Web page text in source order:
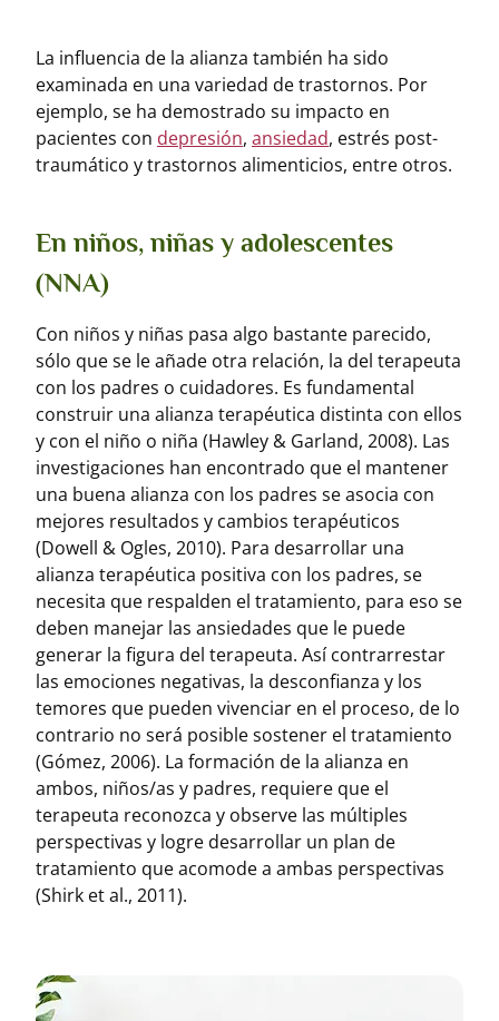
La influencia de la alianza también ha sido
examinada en una variedad de trastornos. Por
ejemplo, se ha demostrado su impacto en
pacientes con depresión, ansiedad, estrés post-
traumático y trastornos alimenticios, entre otros.
En niños, niñas y adolescentes
(NNA)
Con niños y niñas pasa algo bastante parecido,
sólo que se le añade otra relación, la del terapeuta
con los padres o cuidadores. Es fundamental
construir una alianza terapéutica distinta con ellos
y con el niño o niña (Hawley & Garland, 2008). Las
investigaciones han encontrado que el mantener
una buena alianza con los padres se asocia con
mejores resultados y cambios terapéuticos
(Dowell & Ogles, 2010). Para desarrollar una
alianza terapéutica positiva con los padres, se
necesita que respalden el tratamiento, para eso se
deben manejar las ansiedades que le puede
generar la figura del terapeuta. Así contrarrestar
las emociones negativas, la desconfianza y los
temores que pueden vivenciar en el proceso, de lo
contrario no será posible sostener el tratamiento
(Gómez, 2006). La formación de la alianza en
ambos, niños/as y padres, requiere que el
terapeuta reconozca y observe las múltiples
perspectivas y logre desarrollar un plan de
tratamiento que acomode a ambas perspectivas
(Shirk et al., 2011).